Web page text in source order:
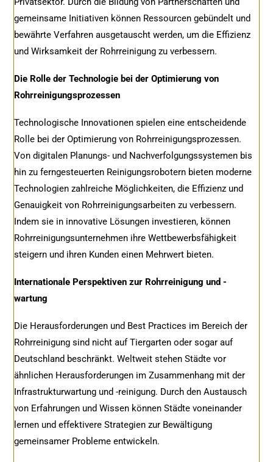
gemeinsame Initiativen können Ressourcen gebündelt und
bewährte Verfahren ausgetauscht werden, um die Effizienz
und Wirksamkeit der Rohrreinigung zu verbessern.
Die Rolle der Technologie bei der Optimierung von
Rohrreinigungsprozessen
Technologische Innovationen spielen eine entscheidende
Rolle bei der Optimierung von Rohrreinigungsprozessen.
Von digitalen Planungs- und Nachverfolgungssystemen bis
hin zu ferngesteuerten Reinigungsrobotern bieten moderne
Technologien zahlreiche Möglichkeiten, die Effizienz und
Genauigkeit von Rohrreinigungsarbeiten zu verbessern.
Indem sie in innovative Lösungen investieren, können
Rohrreinigungsunternehmen ihre Wettbewerbsfähigkeit
steigern und ihren Kunden einen Mehrwert bieten.
Internationale Perspektiven zur Rohrreinigung und -
wartung
Die Herausforderungen und Best Practices im Bereich der
Rohrreinigung sind nicht auf Tiergarten oder sogar auf
Deutschland beschränkt. Weltweit stehen Städte vor
ähnlichen Herausforderungen im Zusammenhang mit der
Infrastrukturwartung und -reinigung. Durch den Austausch
von Erfahrungen und Wissen können Städte voneinander
lernen und effektivere Strategien zur Bewältigung
gemeinsamer Probleme entwickeln.